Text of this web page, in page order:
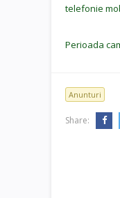
telefonie
Perioada
Anunturi
Share: